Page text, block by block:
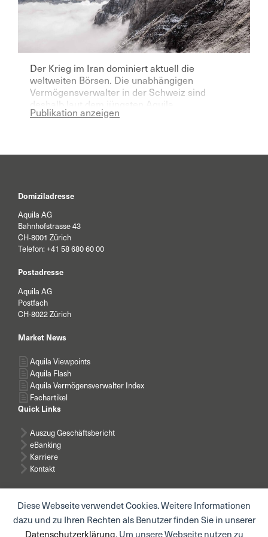
Diese Webseite verwendet Cookies. Weitere Informationen
dazu und zu Ihren Rechten als Benutzer finden Sie in unserer
Datenschutzerklärung. Um unsere Webseite nutzen zu
Der Krieg im Iran dominiert aktuell die
weltweiten Börsen. Die unabhängigen
Vermögensverwalter in der Schweiz sind
deshalb laut dem jüngsten Aquila
Vermögensverwalter Index für das laufende
Publikation anzeigen
Domiziladresse
Aquila AG
Bahnhofstrasse 43
CH-8001 Zürich
Telefon: +41 58 680 60 00
Postadresse
Aquila AG
Postfach
CH-8022 Zürich
Market News
Aquila Viewpoints
Aquila Flash
Aquila Vermögensverwalter Index
Fachartikel
Quick Links
Auszug Geschäftsbericht
eBanking
Karriere
Kontakt